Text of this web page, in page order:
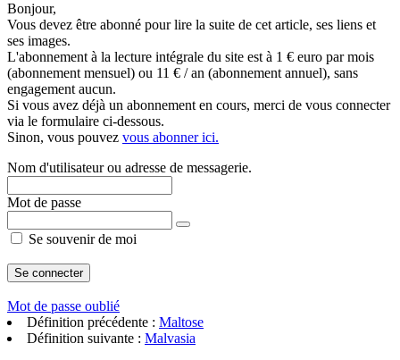
Bonjour,
Vous devez être abonné pour lire la suite de cet article, ses liens et
ses images.
L'abonnement à la lecture intégrale du site est à 1 € euro par mois
(abonnement mensuel) ou 11 € / an (abonnement annuel), sans
engagement aucun.
Si vous avez déjà un abonnement en cours, merci de vous connecter
via le formulaire ci-dessous.
Sinon, vous pouvez vous abonner ici.
Nom d'utilisateur ou adresse de messagerie.
Mot de passe
Se souvenir de moi
Mot de passe oublié
Définition précédente : Maltose
Définition suivante : Malvasia